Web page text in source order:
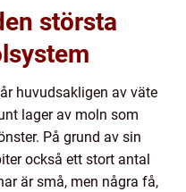
största
huvudsakligen av väte
lager av moln som
På grund av sin
också ett stort antal
är små, men några få,